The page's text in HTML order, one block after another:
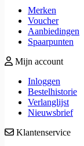
Merken
Voucher
Aanbiedingen
Spaarpunten
Mijn account
Inloggen
Bestelhistorie
Verlanglijst
Nieuwsbrief
Klantenservice